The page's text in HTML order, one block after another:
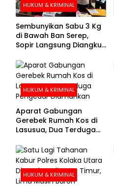
HUKUM & KRIMINAL
Sembunyikan Sabu 3 Kg
di Bawah Ban Serep,
Sopir Langsung Diangkut
HUKUM & KRIMINAL
Aparat Gabungan
Gerebek Rumah Kos di
Lasusua, Dua Terduga
HUKUM & KRIMINAL